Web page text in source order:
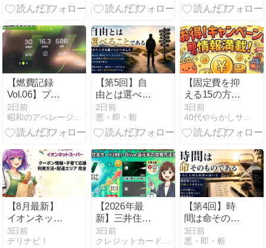
で世界をつな
研究 #010
恵が市場を動
底解説】
——「メイン
と困らない
【燃費記録
Vol.06】プジ
ョー308GT
BlueHDi｜7月
の実燃費を公
2日前
【第5回】自
由とは選べる
ことである｜
自分で人生を
選ぶための考
2日前
悪・即・斬
【固定費を抑
える15の方法
⑧】通信費を
最適化する
——スマホ回
同時に見直す
3日前
【8月最新】
イオンネット
スーパーのク
ーポン情報・
3日前
デリナビ！
【2026年最
新】三井住友
カード
（NL）・
3日前
【第4回】時
間は命そのも
のである｜本
当に大切な時
3日前
悪・即・斬